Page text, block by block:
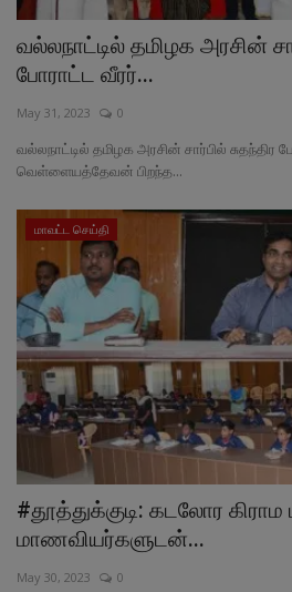
வல்லநாட்டில் தமிழக அரசின்
போராட்ட வீரர்...
May 31, 2023 0
வல்லநாட்டில் தமிழக அரசின் சார்பில் சுதந்திர
வெள்ளையத்தேவன் பிறந்த...
மாவட்ட செய்தி
#தூத்துக்குடி: கடலோர
மாணவிய‌ர்களுடன்...
May 30, 2023 0